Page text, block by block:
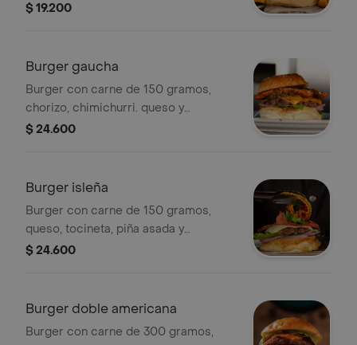
$ 19.200
Burger gaucha
Burger con carne de 150 gramos,
chorizo, chimichurri. queso y
vegetales.
$ 24.600
Burger isleña
Burger con carne de 150 gramos,
queso, tocineta, piña asada y
vegetales.
$ 24.600
Burger doble americana
Burger con carne de 300 gramos,